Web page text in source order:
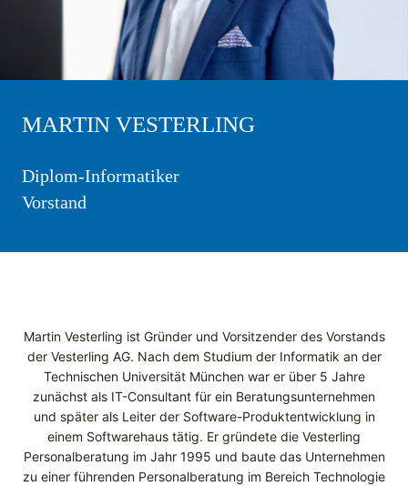
MARTIN VESTERLING
Diplom-Informatiker
Vorstand
Martin Vesterling ist Gründer und Vorsitzender des Vorstands
der Vesterling AG. Nach dem Studium der Informatik an der
Technischen Universität München war er über 5 Jahre
zunächst als IT-Consultant für ein Beratungsunternehmen
und später als Leiter der Software-Produkt­entwicklung in
einem Softwarehaus tätig. Er gründete die Vesterling
Personalberatung im Jahr 1995 und baute das Unternehmen
zu einer führenden Personalberatung im Bereich Technologie